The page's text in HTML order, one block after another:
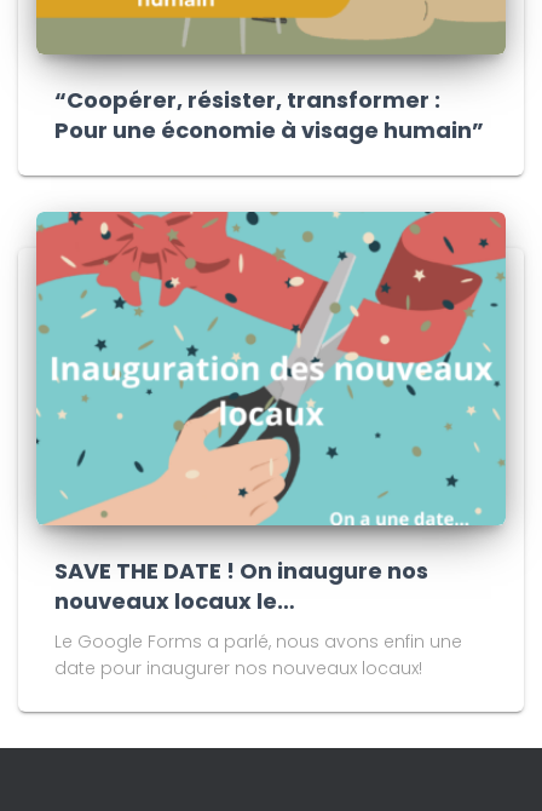
“Coopérer, résister, transformer :
Pour une économie à visage humain”
SAVE THE DATE ! On inaugure nos
nouveaux locaux le…
Le Google Forms a parlé, nous avons enfin une
date pour inaugurer nos nouveaux locaux!